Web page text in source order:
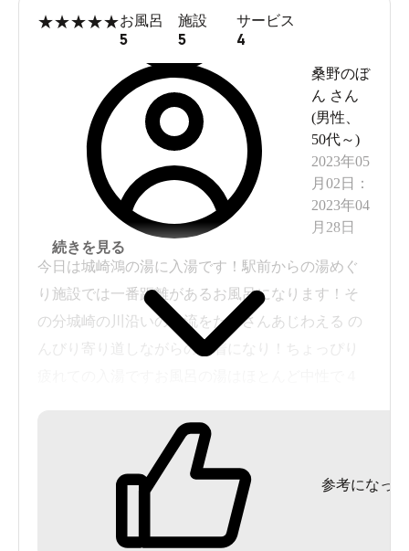
★★★★★お風呂
5
施設
5
サービス
4
桑野のぼ
ん さん
(男性
50代～)
2023年05
月02日
：
2023年04
月28日
今日は城崎鴻の湯に入湯です！駅前からの湯めぐ
り施設では一番距離があるお風呂になります！そ
の分城崎の川沿いの風流をたくさんあじわえる の
んびり寄り道しながらの到着になり！ちょっぴり
なので加水調整なのかな！ 湯ざわりはP.Hほとんど
中性でこんな気持ちのいい湯はずば抜けた湯感で
す！外気浴する露天風呂は和風庭園でさっぱりと
リフレッシュ！２回程繰り返しの入湯で疲れた体
もリセット！今日の宿泊は木造の旅館で三角形の
続きを見る
参考になった